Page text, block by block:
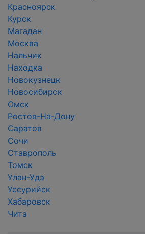
Красноярск
Курск
Магадан
Москва
Нальчик
Находка
Новокузнецк
Новосибирск
Омск
Ростов-На-Дону
Саратов
Сочи
Ставрополь
Томск
Улан-Удэ
Уссурийск
Хабаровск
Чита